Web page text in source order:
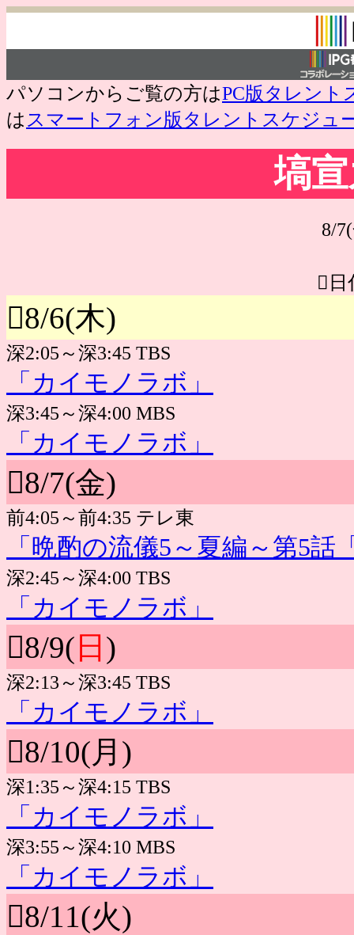
パソコンからご覧の方はPC版タレント
は スマートフォン版タレントスケジュ
塙
8/
日
8/6(木)
深2:05～深3:45 TBS
「カイモノラボ」
深3:45～深4:00 MBS
「カイモノラボ」
8/7(金)
前4:05～前4:35 テレ東
「晩酌の流儀5～夏編～第5
深2:45～深4:00 TBS
「カイモノラボ」
8/9( 日 )
深2:13～深3:45 TBS
「カイモノラボ」
8/10(月)
深1:35～深4:15 TBS
「カイモノラボ」
深3:55～深4:10 MBS
「カイモノラボ」
8/11(火)